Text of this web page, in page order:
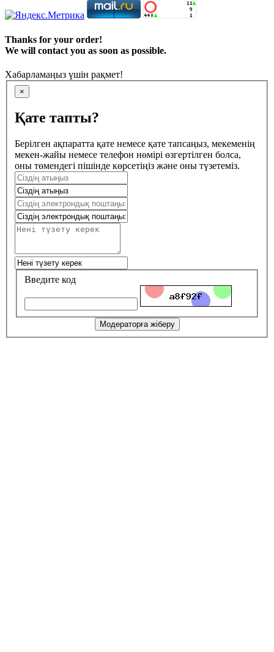
Thanks for your order!
We will contact you as soon as possible.
Хабарламаңыз үшін рақмет!
×
Қате тапты?
Берілген ақпаратта қате немесе қате тапсаңыз, мекеменің
мекен-жайы немесе телефон нөмірі өзгертілген болса,
оны төмендегі пішінде көрсетіңіз және оны түзетеміз.
Введите код
Модераторға жіберу